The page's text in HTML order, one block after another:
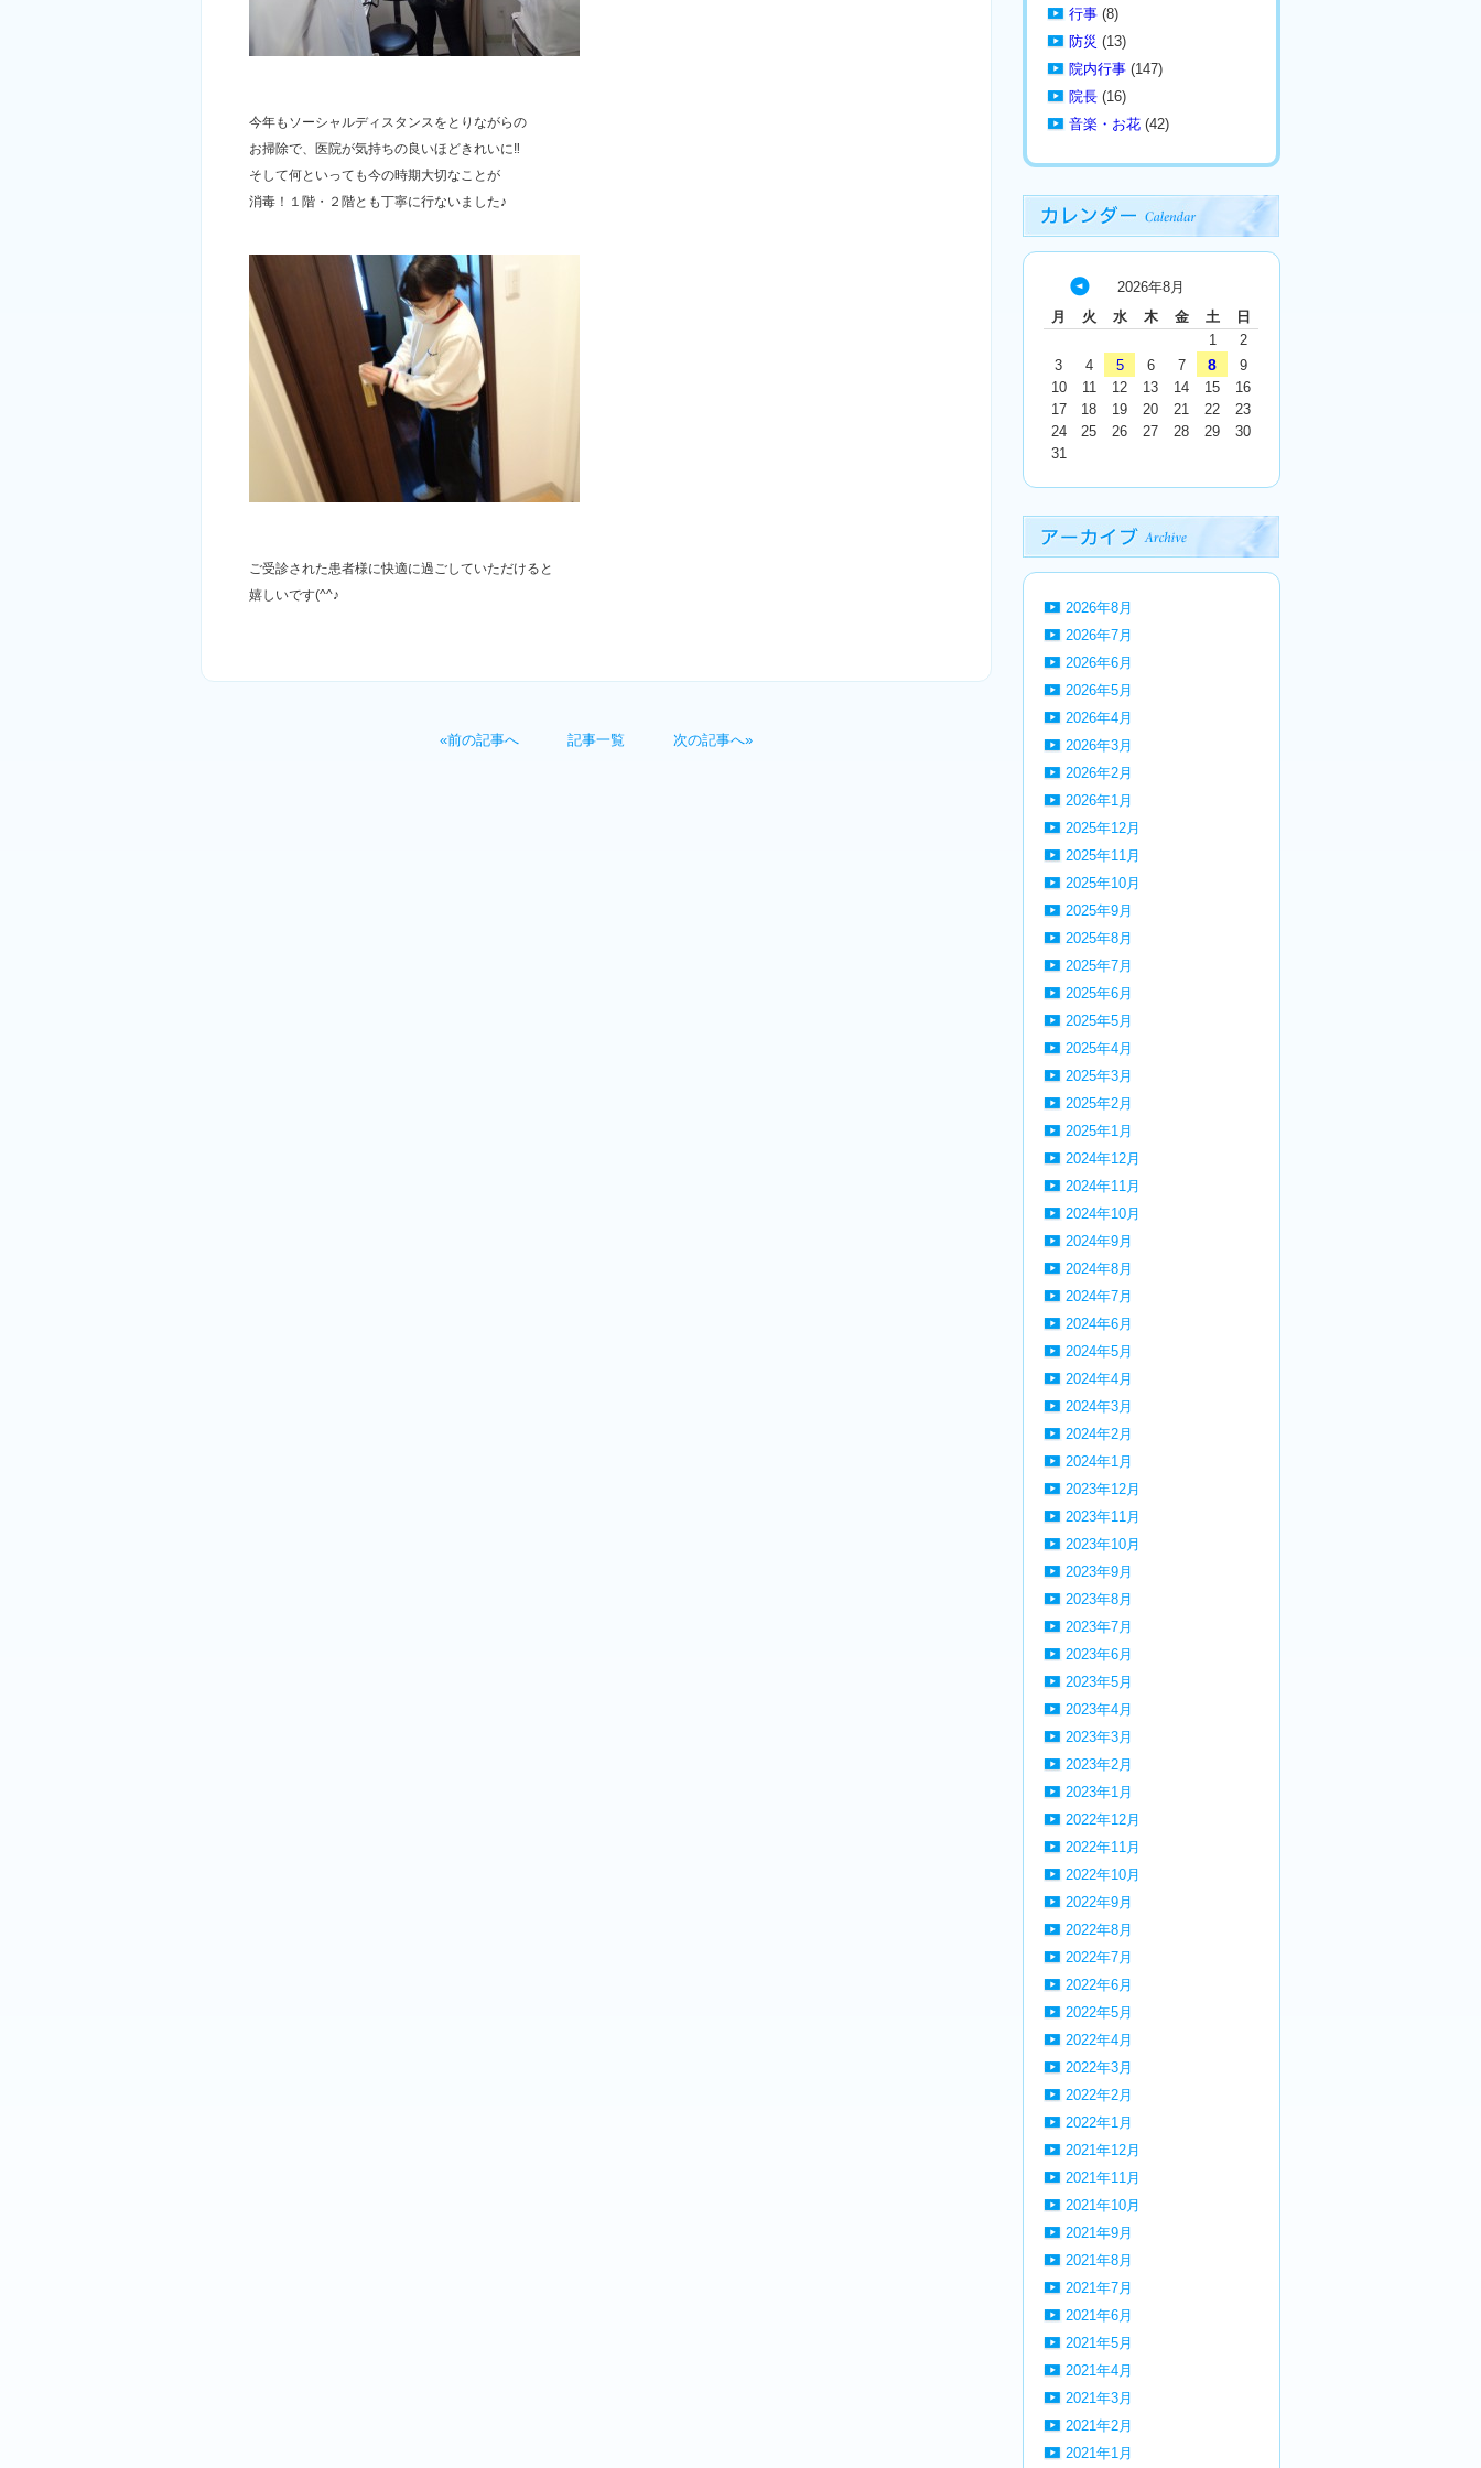
今年もソーシャルディスタンスをとりながらの
お掃除で、医院が気持ちの良いほどきれいに‼
そして何といっても今の時期大切なことが
消毒！１階・２階とも丁寧に行ないました♪
ご受診された患者様に快適に過ごしていただけると
嬉しいです(^^♪
«前の記事へ 記事一覧 次の記事へ»
行事 (8)
防災 (13)
院内行事 (147)
院長 (16)
音楽・お花 (42)
2026年8月
月
火 水 木 金 土 日
« 7
月
1
2
3
4 5 6 7 8
9
10
11 12 13 14 15
16
17
18 19 20 21 22
23
24
25 26 27 28 29
30
31
2026年8月
2026年7月
2026年6月
2026年5月
2026年4月
2026年3月
2026年2月
2026年1月
2025年12月
2025年11月
2025年10月
2025年9月
2025年8月
2025年7月
2025年6月
2025年5月
2025年4月
2025年3月
2025年2月
2025年1月
2024年12月
2024年11月
2024年10月
2024年9月
2024年8月
2024年7月
2024年6月
2024年5月
2024年4月
2024年3月
2024年2月
2024年1月
2023年12月
2023年11月
2023年10月
2023年9月
2023年8月
2023年7月
2023年6月
2023年5月
2023年4月
2023年3月
2023年2月
2023年1月
2022年12月
2022年11月
2022年10月
2022年9月
2022年8月
2022年7月
2022年6月
2022年5月
2022年4月
2022年3月
2022年2月
2022年1月
2021年12月
2021年11月
2021年10月
2021年9月
2021年8月
2021年7月
2021年6月
2021年5月
2021年4月
2021年3月
2021年2月
2021年1月